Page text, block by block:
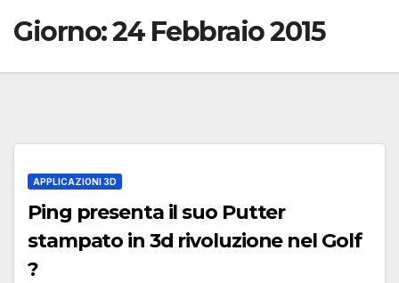
Giorno:24 Febbraio 2015
APPLICAZIONI 3D
Ping presenta il suo Putter
stampato in 3d rivoluzione nel Golf
?